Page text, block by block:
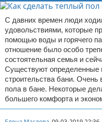
С давних времен люди
удовольствиями, которые
помощью воды и горячего
отношение было особо
состоятельная семья и
Существуют определенные
строительства бани.
пола в бане. Некоторые
большего комфорта и